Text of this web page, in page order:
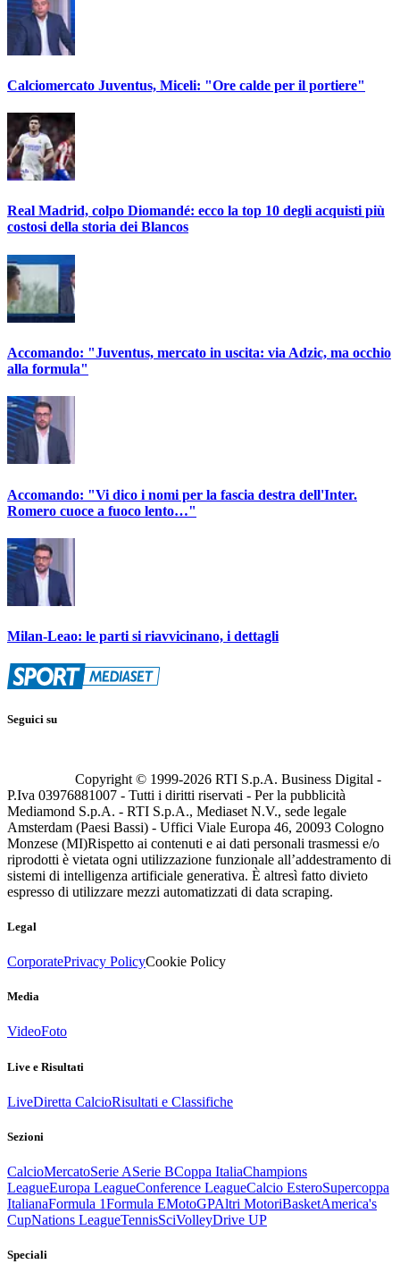
Calciomercato Juventus, Miceli: "Ore calde per il portiere"
Real Madrid, colpo Diomandé: ecco la top 10 degli acquisti più
costosi della storia dei Blancos
Accomando: "Juventus, mercato in uscita: via Adzic, ma occhio
alla formula"
Accomando: "Vi dico i nomi per la fascia destra dell'Inter.
Romero cuoce a fuoco lento…"
Milan-Leao: le parti si riavvicinano, i dettagli
Seguici su
Copyright © 1999-2026 RTI S.p.A. Business Digital -
P.Iva 03976881007 - Tutti i diritti riservati - Per la pubblicità
Mediamond S.p.A. - RTI S.p.A., Mediaset N.V., sede legale
Amsterdam (Paesi Bassi) - Uffici Viale Europa 46, 20093 Cologno
Monzese (MI)Rispetto ai contenuti e ai dati personali trasmessi e/o
riprodotti è vietata ogni utilizzazione funzionale all’addestramento di
sistemi di intelligenza artificiale generativa. È altresì fatto divieto
espresso di utilizzare mezzi automatizzati di data scraping.
Legal
CorporatePrivacy PolicyCookie Policy
Media
VideoFoto
Live e Risultati
LiveDiretta CalcioRisultati e Classifiche
Sezioni
CalcioMercatoSerie ASerie BCoppa ItaliaChampions
LeagueEuropa LeagueConference LeagueCalcio EsteroSupercoppa
ItalianaFormula 1Formula EMotoGPAltri MotoriBasketAmerica's
CupNations LeagueTennisSciVolleyDrive UP
Speciali